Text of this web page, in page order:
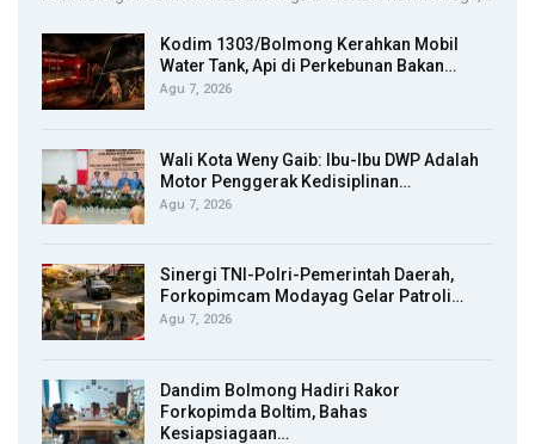
Kodim 1303/Bolmong Kerahkan Mobil
Water Tank, Api di Perkebunan Bakan…
Agu 7, 2026
Wali Kota Weny Gaib: Ibu-Ibu DWP Adalah
Motor Penggerak Kedisiplinan…
Agu 7, 2026
Sinergi TNI-Polri-Pemerintah Daerah,
Forkopimcam Modayag Gelar Patroli…
Agu 7, 2026
Dandim Bolmong Hadiri Rakor
Forkopimda Boltim, Bahas
Kesiapsiagaan…